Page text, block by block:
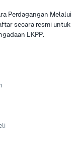
Perdagangan Melalui
secara resmi untuk
LKPP.